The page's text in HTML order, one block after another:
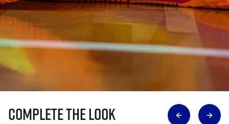
Complete The Look